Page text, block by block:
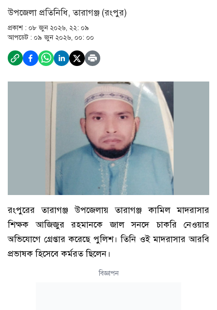
উপজেলা প্রতিনিধি, তারাগঞ্জ (রংপুর)
প্রকাশ : ০৮ জুন ২০২৬, ২২: ০৯
আপডেট : ০৯ জুন ২০২৬, ০০: ০০
রংপুরের তারাগঞ্জ উপজেলায় তারাগঞ্জ কামিল মাদরাসার
শিক্ষক আজিজুর রহমানকে জাল সনদে চাকরি নেওয়ার
অভিযোগে গ্রেপ্তার করেছে পুলিশ। তিনি ওই মাদরাসার আরবি
প্রভাষক হিসেবে কর্মরত ছিলেন।
বিজ্ঞাপন